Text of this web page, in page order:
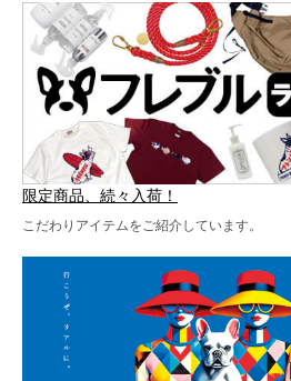
ど、内容盛りだくさんでお
お見逃しなく！
限定商品、続々入荷！
こだわりアイテムをご紹介しています。